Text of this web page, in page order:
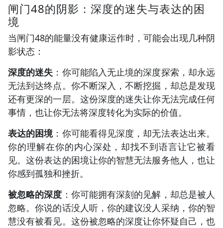
闸门48的阴影：深度的迷失与表达的困
境
当闸门48的能量没有健康运作时，可能会出现几种阴
影状态：
深度的迷失 ：你可能陷入无止境的深度探索，却永远
无法到达终点。你不断深入，不断挖掘，却总是发现
还有更深的一层。这份深度的迷失让你无法完成任何
事情，也让你无法将深度转化为实际的价值。
表达的困境：你可能看得见深度，却无法表达出来。
你的理解在你的内心深处，却找不到语言让它被看
见。这份表达的困境让你的智慧无法服务他人，也让
你感到孤独和挫折。
被忽略的深度 ：你可能拥有深刻的见解，却总是被人
忽略。你说的话没人听，你的建议没人采纳，你的智
慧没有被看见。这份被忽略的深度让你怀疑自己，也